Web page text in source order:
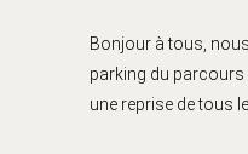
Bonjour à tous,
parking du parcours
une reprise de tous